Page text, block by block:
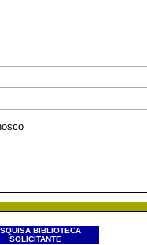
BIBLIOTECA
SOLICITANTE